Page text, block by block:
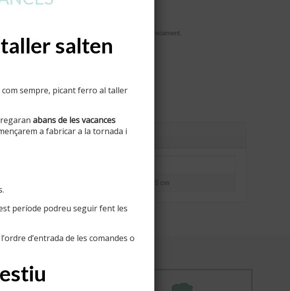
Recollida al taller per no pagar un altre enviament.
addicional
190 × 40 × 15 cm
salten
sempre, picant ferro al taller
abans de les vacances
a fabricar a la tornada i
període podreu seguir fent les
d’entrada de les comandes o